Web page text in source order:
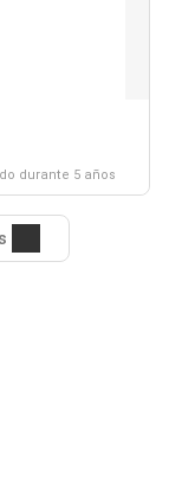
durante 5 años